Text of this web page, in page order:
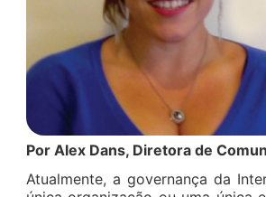
Por Alex Dans, Diretora de
Atualmente, a governança da